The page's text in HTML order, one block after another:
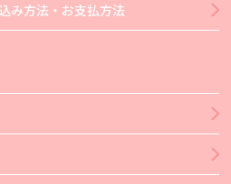
み方法・お支払方法